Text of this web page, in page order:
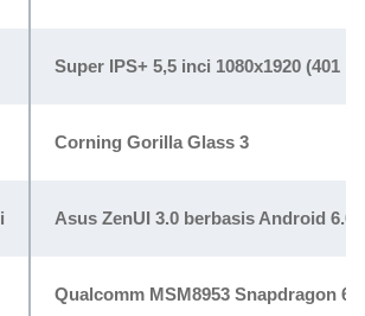
Super IPS+ 5,5 inci 1080x1920 (401
Corning Gorilla Glass 3
Asus ZenUI 3.0 berbasis Android
Qualcomm MSM8953 Snapdragon